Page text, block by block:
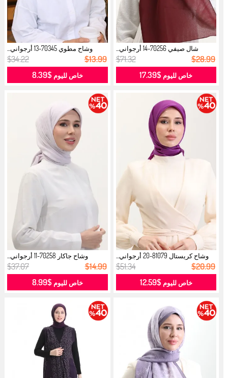
شال صيفي 70256-14 أرجواني...
$71.32 $28.99
خاص لليوم $17.39
وشاح مطوي 70345-13 أرجواني...
$34.22 $13.99
خاص لليوم$8.39
وشاح كريستال 81079-20 أرجواني...
$51.34 $20.99
خاص لليوم$12.59
وشاح جاكار 70258-11 أرجواني...
$37.07 $14.99
خاص لليوم$8.99